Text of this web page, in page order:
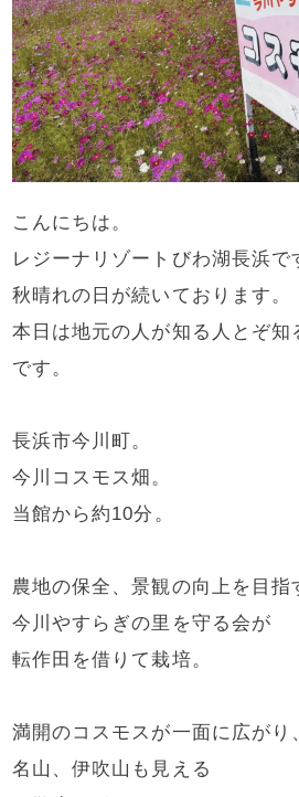
こんにちは。
レジーナリゾートびわ湖長浜で
秋晴れの日が続いております。
本日は地元の人が知る人とぞ知
です。
長浜市今川町。
今川コスモス畑。
当館から約10分。
農地の保全、景観の向上を目指
今川やすらぎの里を守る会が
転作田を借りて栽培。
満開のコスモスが一面に広がり
名山、伊吹山も見える